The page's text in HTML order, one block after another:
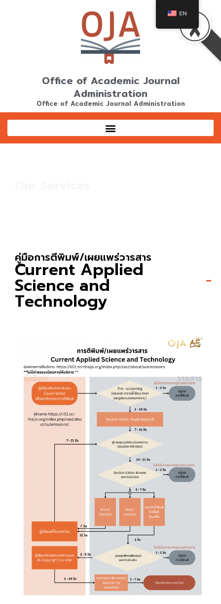
Office of Academic Journal
Administration
Office of Academic Journal Administration
คู่มือการตีพิมพ์/เผยแพร่วารสาร
Current Applied
Science and
Technology
EN